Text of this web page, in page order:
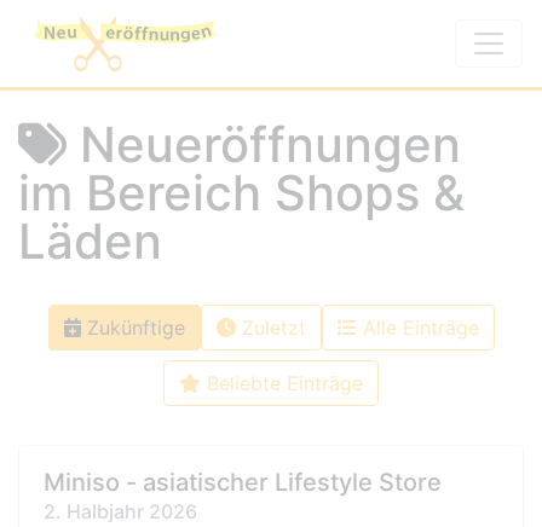
Neueröffnungen
im Bereich Shops &
Läden
Zukünftige Zuletzt Alle Einträge
Beliebte Einträge
Miniso - asiatischer Lifestyle Store
2. Halbjahr 2026